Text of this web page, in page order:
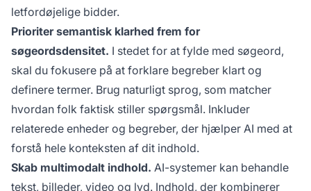
letfordøjelige bidder.
Prioriter semantisk klarhed frem for
søgeordsdensitet. I stedet for at fylde med søgeord,
skal du fokusere på at forklare begreber klart og
definere termer. Brug naturligt sprog, som matcher
hvordan folk faktisk stiller spørgsmål. Inkluder
relaterede enheder og begreber, der hjælper AI med at
forstå hele konteksten af dit indhold.
Skab multimodalt indhold. AI-systemer kan behandle
tekst, billeder, video og lyd. Indhold, der kombinerer